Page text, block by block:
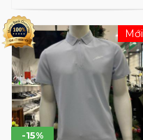
-15%
Mới